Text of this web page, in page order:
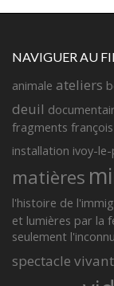
NAVIGUER AU
animale ateliers
deuil
fragments
installation ivoy-
matières
l'histoire de
et lumières par la
seulement l'inconnu
spectacle vivant